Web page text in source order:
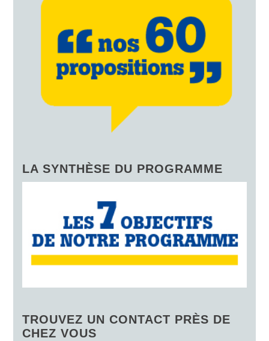
LA SYNTHÈSE DU PROGRAMME
TROUVEZ UN CONTACT PRÈS DE
CHEZ VOUS